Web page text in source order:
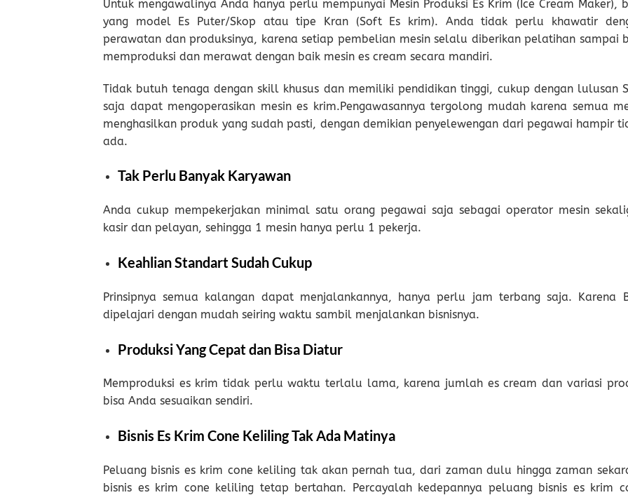
Untuk mengawalinya Anda hanya perlu mempunyai Mesin Produksi Es Krim (Ice Cream Maker),
yang model Es Puter/Skop atau tipe Kran (Soft Es krim). Anda tidak perlu khawatir
perawatan dan produksinya, karena setiap pembelian mesin selalu diberikan pelatihan sampai
memproduksi dan merawat dengan baik mesin es cream secara mandiri.
Tidak butuh tenaga dengan skill khusus dan memiliki pendidikan tinggi, cukup dengan lulusan
saja dapat mengoperasikan mesin es krim.Pengawasannya tergolong mudah karena semua
menghasilkan produk yang sudah pasti, dengan demikian penyelewengan dari pegawai hampir
ada.
Tak Perlu Banyak Karyawan
Anda cukup mempekerjakan minimal satu orang pegawai saja sebagai operator mesin
kasir dan pelayan, sehingga 1 mesin hanya perlu 1 pekerja.
Keahlian Standart Sudah Cukup
Prinsipnya semua kalangan dapat menjalankannya, hanya perlu jam terbang saja. Karena
dipelajari dengan mudah seiring waktu sambil menjalankan bisnisnya.
Produksi Yang Cepat dan Bisa Diatur
Memproduksi es krim tidak perlu waktu terlalu lama, karena jumlah es cream dan variasi
bisa Anda sesuaikan sendiri.
Bisnis Es Krim Cone Keliling Tak Ada Matinya
Peluang bisnis es krim cone keliling tak akan pernah tua, dari zaman dulu hingga zaman
bisnis es krim cone keliling tetap bertahan. Percayalah kedepannya peluang bisnis es krim